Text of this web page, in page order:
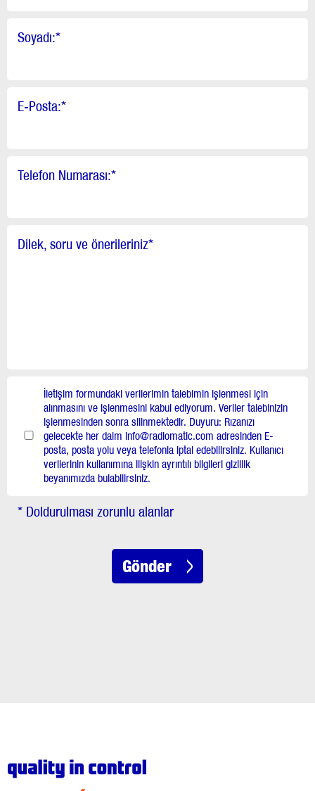
Soyadı:*
E-Posta:*
Telefon Numarası:*
Dilek, soru ve önerileriniz*
İletişim formundaki verilerimin talebimin işlenmesi için
alınmasını ve işlenmesini kabul ediyorum. Veriler talebinizin
işlenmesinden sonra silinmektedir. Duyuru: Rızanızı
gelecekte her daim info@radiomatic.com adresinden E-
posta, posta yolu veya telefonla iptal edebilirsiniz. Kullanıcı
verilerinin kullanımına ilişkin ayrıntılı bilgileri gizlilik
beyanımızda bulabilirsiniz.
* Doldurulması zorunlu alanlar
Gönder